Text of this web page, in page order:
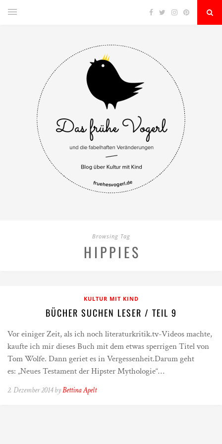
Browsing Tag
HIPPIES
KULTUR MIT KIND
BÜCHER SUCHEN LESER / TEIL 9
Vor einiger Zeit, als ich noch literaturkritik.tv-Videos machte,
kaufte ich mir dieses Buch mit dem etwas sperrigen Titel von
Tom Wolfe. Dann geriet es in Vergessenheit.Darum geht
es: „Neues Testament der Hipster Mythologie“…
2. Dezember 2014 byBettina Apelt